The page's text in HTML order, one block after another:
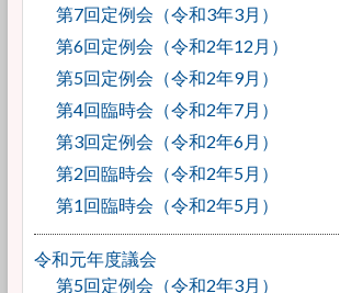
第7回定例会（令和3年3月）
第6回定例会（令和2年12月）
第5回定例会（令和2年9月）
第4回臨時会（令和2年7月）
第3回定例会（令和2年6月）
第2回臨時会（令和2年5月）
第1回臨時会（令和2年5月）
令和元年度議会
第5回定例会（令和2年3月）